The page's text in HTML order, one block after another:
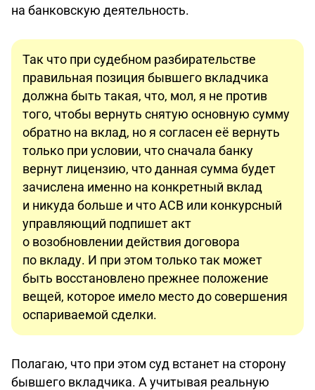
на банковскую деятельность.
Так что при судебном разбирательстве
правильная позиция бывшего вкладчика
должна быть такая, что, мол, я не против
того, чтобы вернуть снятую основную сумму
обратно на вклад, но я согласен её вернуть
только при условии, что сначала банку
вернут лицензию, что данная сумма будет
зачислена именно на конкретный вклад
и никуда больше и что АСВ или конкурсный
управляющий подпишет акт
о возобновлении действия договора
по вкладу. И при этом только так может
быть восстановлено прежнее положение
вещей, которое имело место до совершения
оспариваемой сделки.
Полагаю, что при этом суд встанет на сторону
бывшего вкладчика. А учитывая реальную